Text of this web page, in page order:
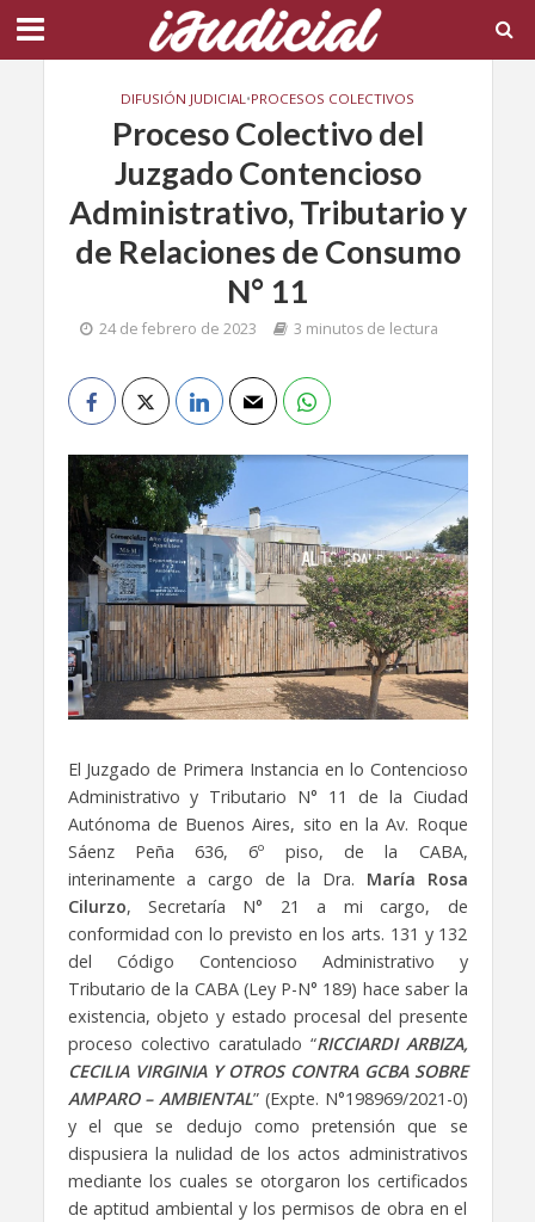
DIFUSIÓN JUDICIAL•PROCESOS COLECTIVOS
Proceso Colectivo del
Juzgado Contencioso
Administrativo, Tributario y
de Relaciones de Consumo
N° 11
24 de febrero de 2023 3 minutos de lectura
El Juzgado de Primera Instancia en lo Contencioso
Administrativo y Tributario N° 11 de la Ciudad
Autónoma de Buenos Aires, sito en la Av. Roque
Sáenz Peña 636, 6º piso, de la CABA,
interinamente a cargo de la Dra. María Rosa
Cilurzo, Secretaría N° 21 a mi cargo, de
conformidad con lo previsto en los arts. 131 y 132
del Código Contencioso Administrativo y
Tributario de la CABA (Ley P-N° 189) hace saber la
existencia, objeto y estado procesal del presente
proceso colectivo caratulado “RICCIARDI ARBIZA,
CECILIA VIRGINIA Y OTROS CONTRA GCBA SOBRE
AMPARO – AMBIENTAL” (Expte. N°198969/2021-0)
y el que se dedujo como pretensión que se
dispusiera la nulidad de los actos administrativos
mediante los cuales se otorgaron los certificados
de aptitud ambiental y los permisos de obra en el